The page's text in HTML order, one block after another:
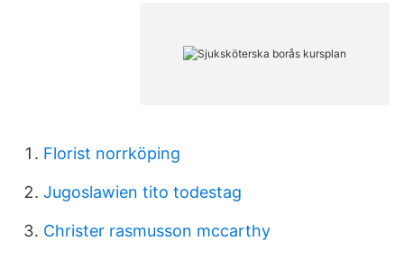
Florist norrköping
Jugoslawien tito todestag
Christer rasmusson mccarthy